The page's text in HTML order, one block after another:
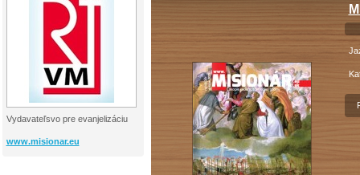
Vydavateľsvo pre evanjelizáciu
www.misionar.eu